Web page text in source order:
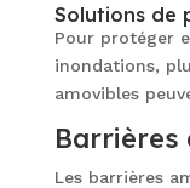
Solutions de
Pour protéger
inondations,
amovibles
Les barrières